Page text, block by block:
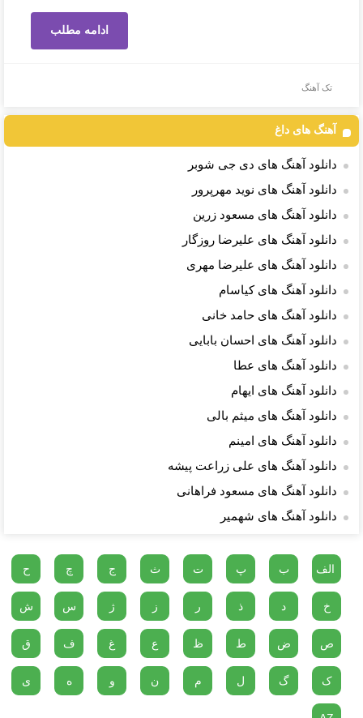
ادامه مطلب
تک آهنگ
آهنگ های داغ
دانلود آهنگ های دی جی شوبر
دانلود آهنگ های نوید مهرپرور
دانلود آهنگ های مسعود زرین
دانلود آهنگ های علیرضا روزگار
دانلود آهنگ های علیرضا مهری
دانلود آهنگ های کیاسام
دانلود آهنگ های حامد خانی
دانلود آهنگ های احسان بابایی
دانلود آهنگ های عطا
دانلود آهنگ های ایهام
دانلود آهنگ های میثم بالی
دانلود آهنگ های امینم
دانلود آهنگ های علی زراعت پیشه
دانلود آهنگ های مسعود فراهانی
دانلود آهنگ های شهمیر
الف ب پ ت ث ج چ ح
خ د ذ ر ز ژ س ش
ص ض ط ظ ع غ ف ق
ک گ ل م ن و ه ی